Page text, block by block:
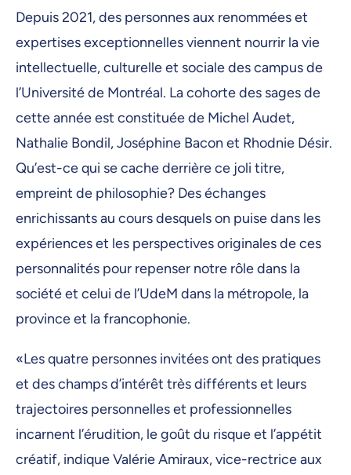
Depuis 2021, des personnes aux renommées et
expertises exceptionnelles viennent nourrir la vie
intellectuelle, culturelle et sociale des campus de
l’Université de Montréal. La cohorte des sages de
cette année est constituée de Michel Audet,
Nathalie Bondil, Joséphine Bacon et Rhodnie Désir.
Qu’est-ce qui se cache derrière ce joli titre,
empreint de philosophie? Des échanges
enrichissants au cours desquels on puise dans les
expériences et les perspectives originales de ces
personnalités pour repenser notre rôle dans la
société et celui de l’UdeM dans la métropole, la
province et la francophonie.
«Les quatre personnes invitées ont des pratiques
et des champs d’intérêt très différents et leurs
trajectoires personnelles et professionnelles
incarnent l’érudition, le goût du risque et l’appétit
créatif, indique Valérie Amiraux, vice-rectrice aux